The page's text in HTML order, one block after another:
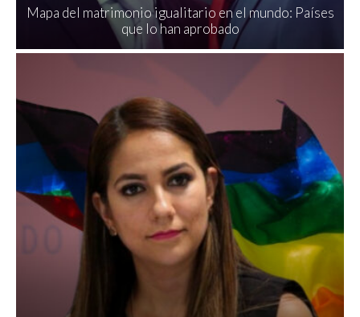
Mapa del matrimonio igualitario en el mundo: Países
que lo han aprobado